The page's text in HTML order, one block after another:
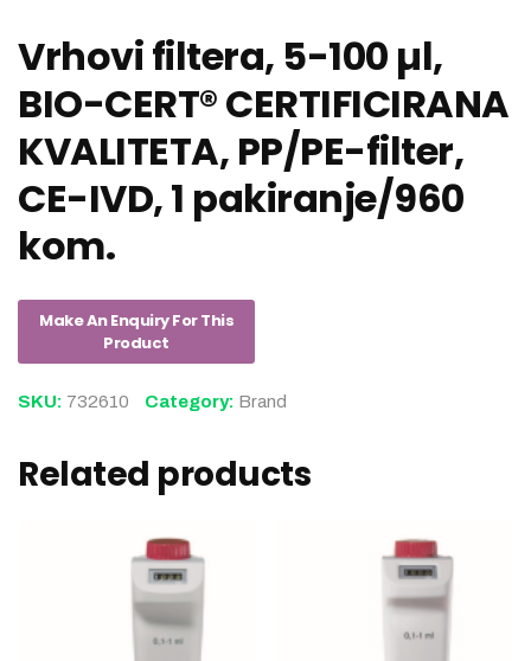
Vrhovi filtera, 5-100 µl,
BIO-CERT® CERTIFICIRANA
KVALITETA, PP/PE-filter,
CE-IVD, 1 pakiranje/960
kom.
SKU: 732610 Category: Brand
Related products